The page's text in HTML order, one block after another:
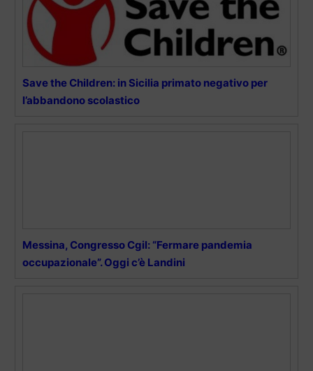
Save the Children: in Sicilia primato negativo per
l’abbandono scolastico
Messina, Congresso Cgil: “Fermare pandemia
occupazionale”. Oggi c’è Landini